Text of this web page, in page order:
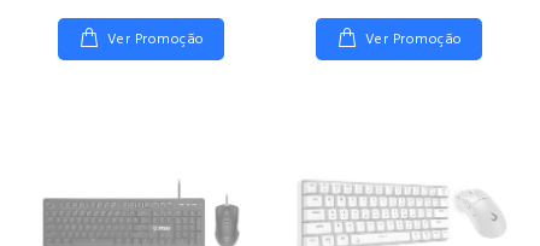
Ver Promoção Ver Promoção